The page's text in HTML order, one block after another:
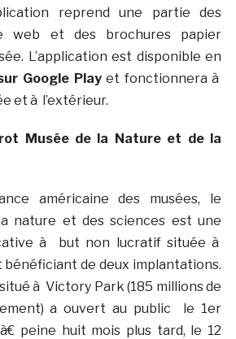
reprend une partie des
web et des brochures papier
L’application est disponible en
Google Playet fonctionnera à
et à l’extérieur.
Musée de la Nature et de la
américaine des musées, le
nature et des sciences est une
à but non lucratif située à
bénéficiant de deux implantations.
à Victory Park (185 millions de
a ouvert au public le 1er
peine huit mois plus tard, le 12